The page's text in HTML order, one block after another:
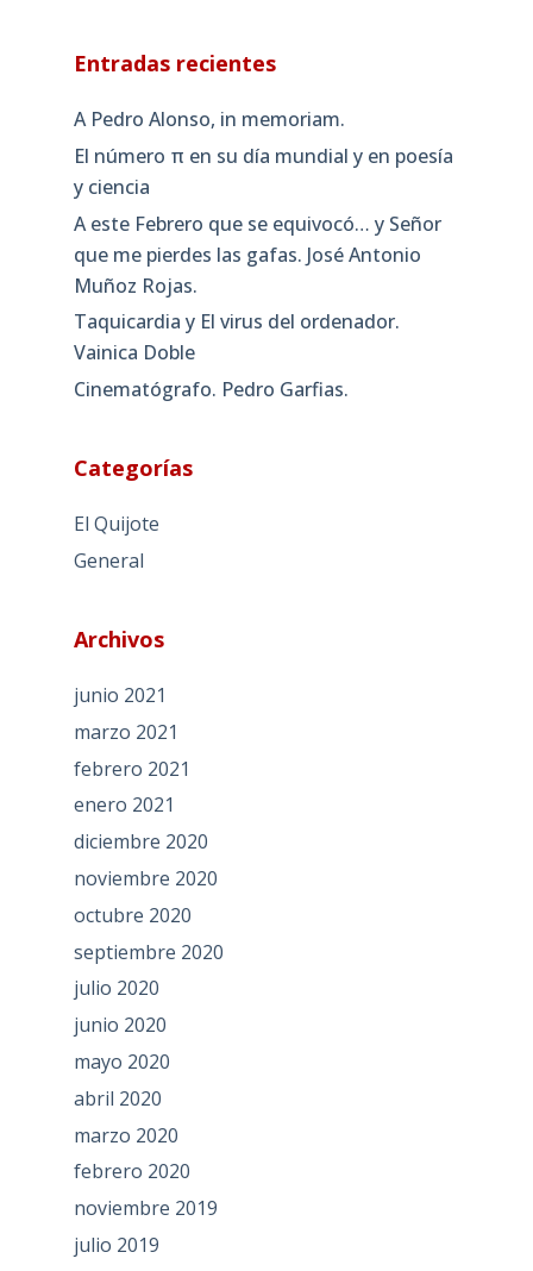
Entradas recientes
A Pedro Alonso, in memoriam.
El número π en su día mundial y en poesía
y ciencia
A este Febrero que se equivocó… y Señor
que me pierdes las gafas. José Antonio
Muñoz Rojas.
Taquicardia y El virus del ordenador.
Vainica Doble
Cinematógrafo. Pedro Garfias.
Categorías
El Quijote
General
Archivos
junio 2021
marzo 2021
febrero 2021
enero 2021
diciembre 2020
noviembre 2020
octubre 2020
septiembre 2020
julio 2020
junio 2020
mayo 2020
abril 2020
marzo 2020
febrero 2020
noviembre 2019
julio 2019